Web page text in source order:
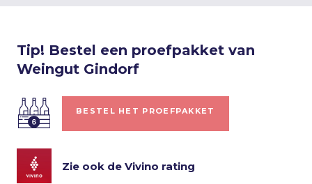
Tip! Bestel een proefpakket van
Weingut Gindorf
BESTEL HET PROEFPAKKET
Zie ook de Vivino rating